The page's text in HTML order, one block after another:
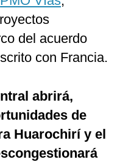
del acuerdo
con Francia.
abrirá,
de
Huarochirí y el